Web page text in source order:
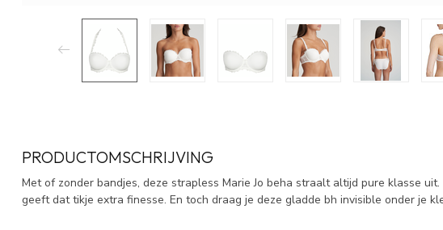
PRODUCTOMSCHRIJVING
Met of zonder bandjes, deze strapless Marie Jo beha straalt altijd pure klasse
geeft dat tikje extra finesse. En toch draag je deze gladde bh invisible onder je